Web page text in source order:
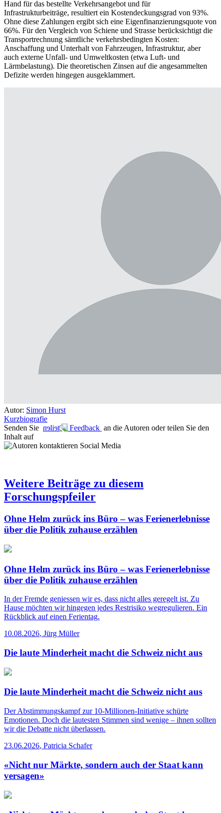
Hand für das bestellte Verkehrsangebot und für
Infrastrukturbeiträge, resultiert ein Kostendeckungsgrad von 93%.
Ohne diese Zahlungen ergibt sich eine Eigenfinanzierungsquote von
66%. Für den Vergleich von Schiene und Strasse berücksichtigt die
Transportrechnung sämtliche verkehrsbedingten Kosten:
Anschaffung und Unterhalt von Fahrzeugen, Infrastruktur, aber
auch externe Unfall- und Umweltkosten (etwa Luft- und
Lärmbelastung). Die theoretischen Zinsen auf die angesammelten
Defizite werden hingegen ausgeklammert.
Autor: Simon Hurst
Kurzbiografie
Senden Sie
Feedback an die Autoren oder teilen Sie den
Inhalt auf
Social Media
Weitere Beiträge zu diesem
Forschungspfeiler
Ohne Helm zurück ins Büro – was Ferienerlebnisse
über die Politik zuhause erzählen
Ohne Helm zurück ins Büro – was Ferienerlebnisse
über die Politik zuhause erzählen
In der Fremde geniessen wir es, dass nicht alles geregelt ist. Zu
Hause möchten wir hingegen jedes Restrisiko wegregulieren. Ein
Rückblick auf einen Ferientag.
10.08.2026, Jürg Müller
Die laute Minderheit macht die Schweiz nicht aus
Die laute Minderheit macht die Schweiz nicht aus
Der Abstimmungskampf zur 10-Millionen-Initiative schürte
Emotionen. Doch die lautesten Stimmen sind wenige – ihnen sollten
wir die Debatte nicht überlassen.
23.06.2026, Patricia Schafer
«Nicht nur Märkte, sondern auch der Staat kann
versagen»